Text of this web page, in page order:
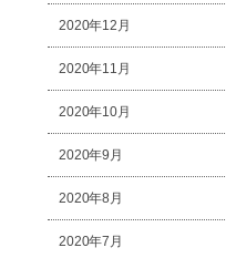
2020年12月
2020年11月
2020年10月
2020年9月
2020年8月
2020年7月